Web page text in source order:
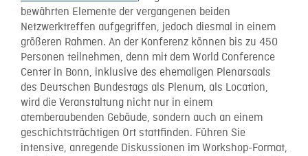
bewährten Elemente der vergangenen beiden
Netzwerktreffen aufgegriffen, jedoch diesmal in einem
größeren Rahmen. An der Konferenz können bis zu 450
Personen teilnehmen, denn mit dem World Conference
Center in Bonn, inklusive des ehemaligen Plenarsaals
des Deutschen Bundestags als Plenum, als Location,
wird die Veranstaltung nicht nur in einem
atemberaubenden Gebäude, sondern auch an einem
geschichtsträchtigen Ort stattfinden. Führen Sie
intensive, anregende Diskussionen im Workshop-Format,